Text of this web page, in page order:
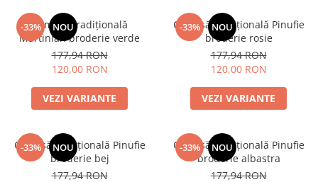
-33% NOU
Cămașă tradițională
Martinian broderie verde
177,94 RON
120,00 RON
VEZI VARIANTE
-33% NOU
Cămașă tradițională Pinufie
broderie rosie
177,94 RON
120,00 RON
VEZI VARIANTE
-33% NOU
Cămașă tradițională Pinufie
broderie bej
177,94 RON
-33% NOU
Cămașă tradițională Pinufie
broderie albastra
177,94 RON